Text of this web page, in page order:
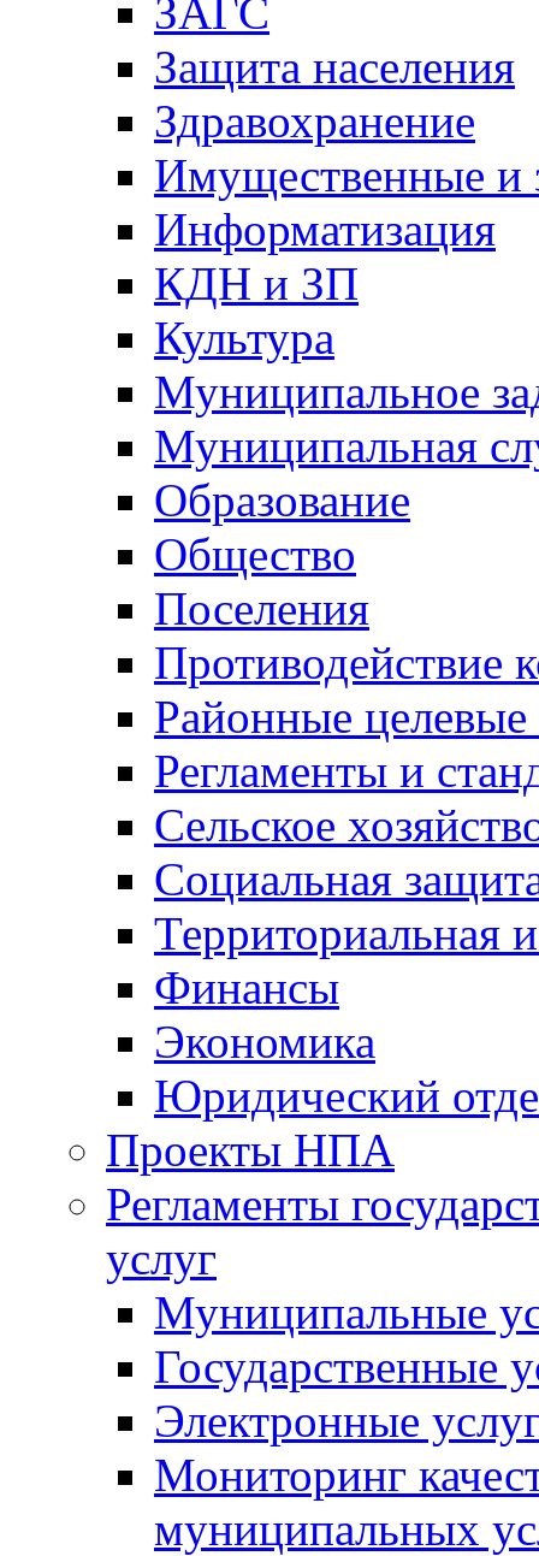
ЗАГС
Защита населения
Здравохранение
Имущественные и
Информатизация
КДН и ЗП
Культура
Муниципальное
Муниципальная
Образование
Общество
Поселения
Противодействие
Районные
Регламенты и
Сельское
Социальная
Территориальная
Финансы
Экономика
Юридический
Проекты НПА
Регламенты
услуг
Муниципальные
Государственные
Электронные
Мониторинг
муниципальных